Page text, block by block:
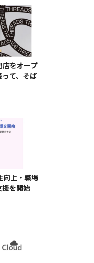
店をオープ
って、そば
向上・職場
援を開始